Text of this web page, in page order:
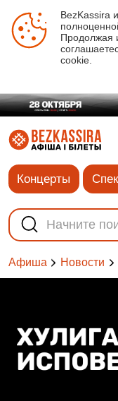
BezKassira
Продолжая
cookie.
Концерты
Афиша Новости